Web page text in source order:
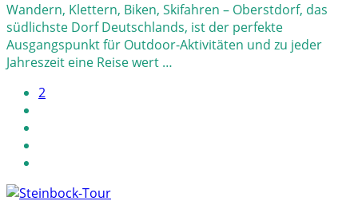
Wandern, Klettern, Biken, Skifahren – Oberstdorf, das
südlichste Dorf Deutschlands, ist der perfekte
Ausgangspunkt für Outdoor-Aktivitäten und zu jeder
Jahreszeit eine Reise wert …
2